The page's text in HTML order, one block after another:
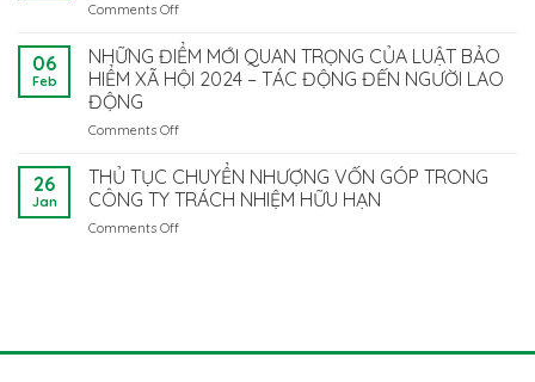
ĐỒNG
LAO
VIỆT
NAM
Nhân
2025:
Gì
Để
Comments Off
danh
doanh
nghiệp
pháp
luật
giải
06
Feb
NHỮNG ĐIỂM MỚI QUAN TRỌNG CỦA LUẬT BẢO
HIỂM XÃ HỘI 2024 – TÁC ĐỘNG ĐẾN NGƯỜI LAO
ĐỘNG
Comments Off
ĐIỂM
MỚI
QUAN
HỘI
26
Jan
THỦ TỤC CHUYỂN NHƯỢNG VỐN GÓP TRONG
CÔNG TY TRÁCH NHIỆM HỮU HẠN
Comments Off
GÓP